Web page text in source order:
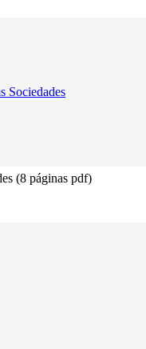
Sociedades
(8 páginas pdf)